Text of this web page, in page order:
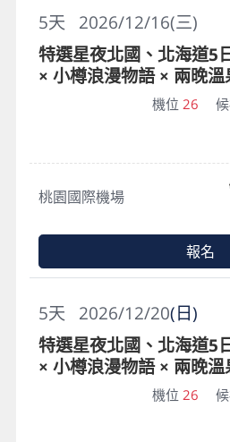
2026/12/16(三)
5天
特選星夜北國、北海道5
× 小樽浪漫物語 × 兩晚溫
機位 26
桃園國際機場
報名
2026/12/20(日)
5天
特選星夜北國、北海道5
× 小樽浪漫物語 × 兩晚溫
機位 26